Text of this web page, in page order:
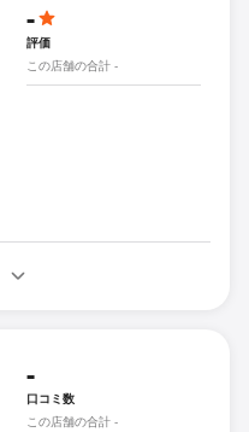
-
評価
この店舗の合計 -
-
口コミ数
この店舗の合計 -